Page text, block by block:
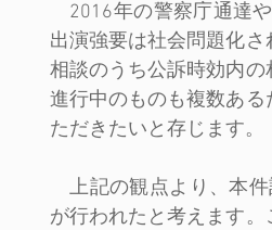
2016年の警察庁通達
出演強要は社会問題化
相談のうち公訴時効内
進行中のものも複数あ
ただきたいと存じます。
上記の観点より、本件
が行われたと考えます